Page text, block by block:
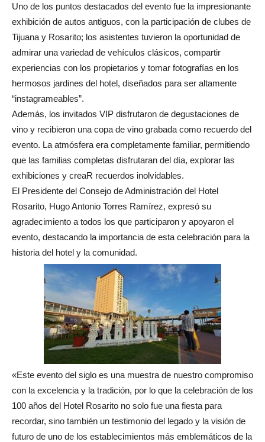
Uno de los puntos destacados del evento fue la impresionante
exhibición de autos antiguos, con la participación de clubes de
Tijuana y Rosarito; los asistentes tuvieron la oportunidad de
admirar una variedad de vehículos clásicos, compartir
experiencias con los propietarios y tomar fotografías en los
hermosos jardines del hotel, diseñados para ser altamente
“instagrameables”.
Además, los invitados VIP disfrutaron de degustaciones de
vino y recibieron una copa de vino grabada como recuerdo del
evento. La atmósfera era completamente familiar, permitiendo
que las familias completas disfrutaran del día, explorar las
exhibiciones y creaR recuerdos inolvidables.
El Presidente del Consejo de Administración del Hotel
Rosarito, Hugo Antonio Torres Ramírez, expresó su
agradecimiento a todos los que participaron y apoyaron el
evento, destacando la importancia de esta celebración para la
historia del hotel y la comunidad.
«Este evento del siglo es una muestra de nuestro compromiso
con la excelencia y la tradición, por lo que la celebración de los
100 años del Hotel Rosarito no solo fue una fiesta para
recordar, sino también un testimonio del legado y la visión de
futuro de uno de los establecimientos más emblemáticos de la